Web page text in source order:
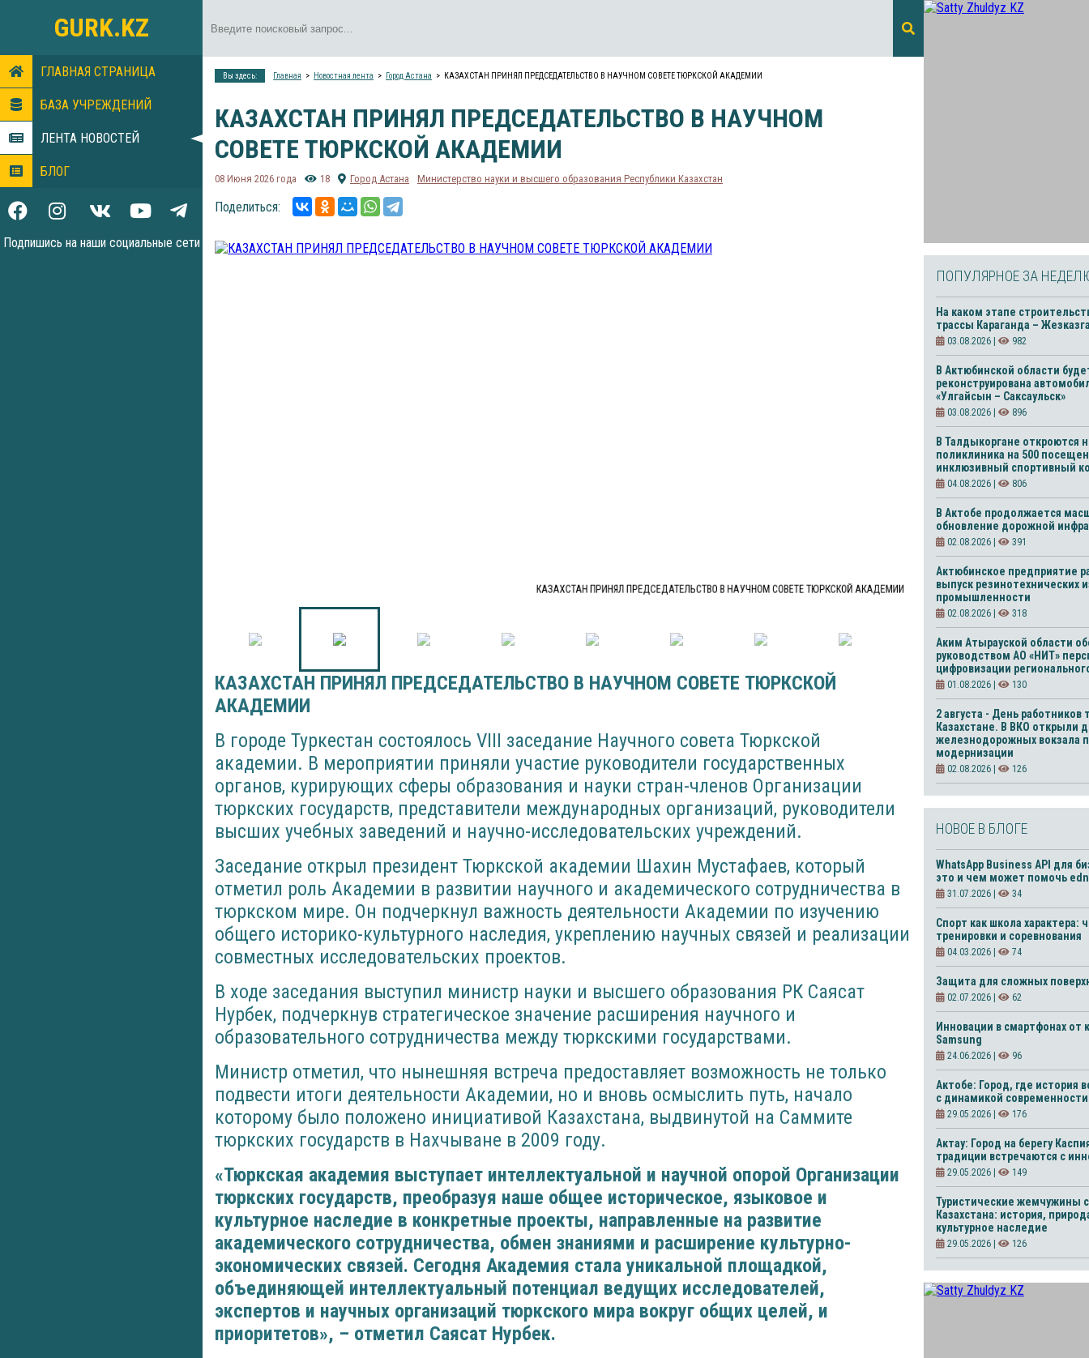
GURK.KZ
ГЛАВНАЯ СТРАНИЦА
БАЗА УЧРЕЖДЕНИЙ
ЛЕНТА НОВОСТЕЙ
БЛОГ
Подпишись на наши социальные сети
Вы здесь: Главная Новостная лента Город Астана КАЗАХСТАН ПРИНЯЛ ПРЕДСЕДАТЕЛЬСТВО В НАУЧНОМ СОВЕТЕ ТЮРКСКОЙ АКАДЕМИИ
КАЗАХСТАН ПРИНЯЛ ПРЕДСЕДАТЕЛЬСТВО В НАУЧНОМ
СОВЕТЕ ТЮРКСКОЙ АКАДЕМИИ
08 Июня 2026 года 18 Город Астана Министерство науки и высшего образования Республики Казахстан
Поделиться:
КАЗАХСТАН ПРИНЯЛ ПРЕДСЕДАТЕЛЬСТВО В НАУЧНОМ СОВЕТЕ ТЮРКСКОЙ АКАДЕМИИ
КАЗАХСТАН ПРИНЯЛ ПРЕДСЕДАТЕЛЬСТВО В НАУЧНОМ СОВЕТЕ ТЮРКСКОЙ
АКАДЕМИИ
В городе Туркестан состоялось VIII заседание Научного совета Тюркской
академии. В мероприятии приняли участие руководители государственных
органов, курирующих сферы образования и науки стран-членов Организации
тюркских государств, представители международных организаций, руководители
высших учебных заведений и научно-исследовательских учреждений.
Заседание открыл президент Тюркской академии Шахин Мустафаев, который
отметил роль Академии в развитии научного и академического сотрудничества в
тюркском мире. Он подчеркнул важность деятельности Академии по изучению
общего историко-культурного наследия, укреплению научных связей и реализации
совместных исследовательских проектов.
В ходе заседания выступил министр науки и высшего образования РК Саясат
Нурбек, подчеркнув стратегическое значение расширения научного и
образовательного сотрудничества между тюркскими государствами.
Министр отметил, что нынешняя встреча предоставляет возможность не только
подвести итоги деятельности Академии, но и вновь осмыслить путь, начало
которому было положено инициативой Казахстана, выдвинутой на Саммите
тюркских государств в Нахчыване в 2009 году.
«Тюркская академия выступает интеллектуальной и научной опорой Организации
тюркских государств, преобразуя наше общее историческое, языковое и
культурное наследие в конкретные проекты, направленные на развитие
академического сотрудничества, обмен знаниями и расширение культурно-
экономических связей. Сегодня Академия стала уникальной площадкой,
объединяющей интеллектуальный потенциал ведущих исследователей,
экспертов и научных организаций тюркского мира вокруг общих целей, и
приоритетов», – отметил Саясат Нурбек.
ПОПУЛЯРНОЕ ЗА
На каком этапе
трассы Караганда –
03.08.2026 | 982
В Актюбинской области
реконструирована
«Улгайсын – Саксаульск»
03.08.2026 | 896
В Талдыкоргане откроются
поликлиника на 500
инклюзивный спортивный
04.08.2026 | 806
В Актобе продолжается
обновление дорожной
02.08.2026 | 391
Актюбинское предприятие
выпуск резинотехнических
промышленности
02.08.2026 | 318
Аким Атырауской области
руководством АО «НИТ»
цифровизации
01.08.2026 | 130
2 августа - День работников
Казахстане. В ВКО открыли
железнодорожных вокзала
модернизации
02.08.2026 | 126
НОВОЕ В БЛОГЕ
WhatsApp Business API для
это и чем может помочь
31.07.2026 | 34
Спорт как школа характера:
тренировки и соревнования
04.03.2026 | 74
Защита для сложных
02.07.2026 | 62
Инновации в смартфонах от
Samsung
24.06.2026 | 96
Актобе: Город, где история
с динамикой современности
29.05.2026 | 176
Актау: Город на берегу
традиции встречаются с
29.05.2026 | 149
Туристические жемчужины
Казахстана: история,
культурное наследие
29.05.2026 | 126